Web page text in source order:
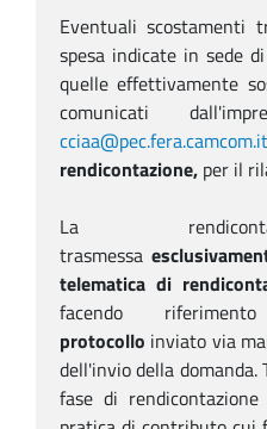
Eventuali scostamenti
spesa indicate in sede
quelle effettivamente
comunicati
cciaa@pec.fera.camcom.it
rendicontazione, per il
La
trasmessa
telematica di
facendo
protocollo inviato via
dell'invio della
fase di